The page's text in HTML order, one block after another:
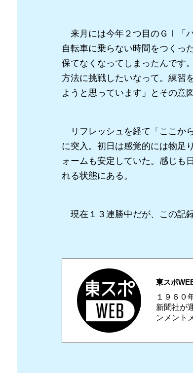
来月には今年２つ目のＧⅠ「
自転車に乗らない時間をつくっ
保てなくなってしまったんです
方法に挑戦したいなって。練習
ようと思っています」とその意
リフレッシュを経て「ここか
に突入。初日は感覚的には物足
ォームも安定していた。感じも
れる状態にある。
現在１３連勝中だが、この記
東スポ
１９６０
新聞社が
ンメント